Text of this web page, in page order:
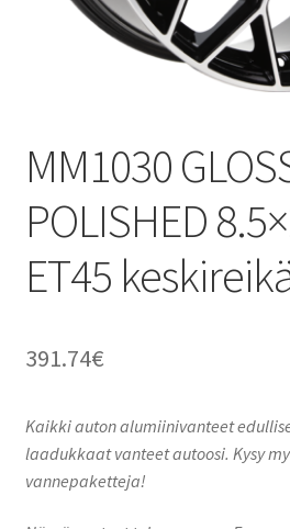
MM1030
POLISHED
ET45
391.74€
Kaikki auton alumiinivanteet
laadukkaat vanteet autoosi. Kysy
vannepaketteja!